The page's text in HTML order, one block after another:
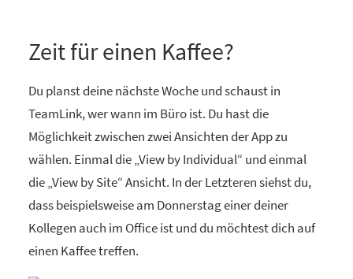
Zeit für einen Kaffee?
Du planst deine nächste Woche und schaust in
TeamLink, wer wann im Büro ist. Du hast die
Möglichkeit zwischen zwei Ansichten der App zu
wählen. Einmal die „View by Individual“ und einmal
die „View by Site“ Ansicht. In der Letzteren siehst du,
dass beispielsweise am Donnerstag einer deiner
Kollegen auch im Office ist und du möchtest dich auf
einen Kaffee treffen.